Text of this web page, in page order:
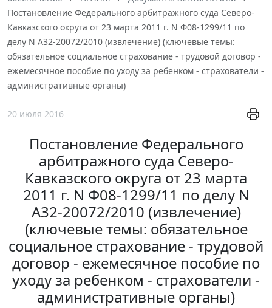
Постановление Федерального арбитражного суда Северо-
Кавказского округа от 23 марта 2011 г. N Ф08-1299/11 по
делу N А32-20072/2010 (извлечение) (ключевые темы:
обязательное социальное страхование - трудовой договор -
ежемесячное пособие по уходу за ребенком - страхователи -
административные органы)
20 июля 2016
Постановление Федерального
арбитражного суда Северо-
Кавказского округа от 23 марта
2011 г. N Ф08-1299/11 по делу N
А32-20072/2010 (извлечение)
(ключевые темы: обязательное
социальное страхование - трудовой
договор - ежемесячное пособие по
уходу за ребенком - страхователи -
административные органы)